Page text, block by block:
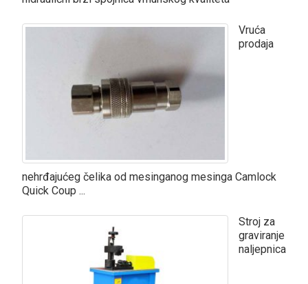
Vruća
prodaja
nehrđajućeg čelika od mesinganog mesinga Camlock
Quick Coup ...
Stroj za
graviranje
naljepnica